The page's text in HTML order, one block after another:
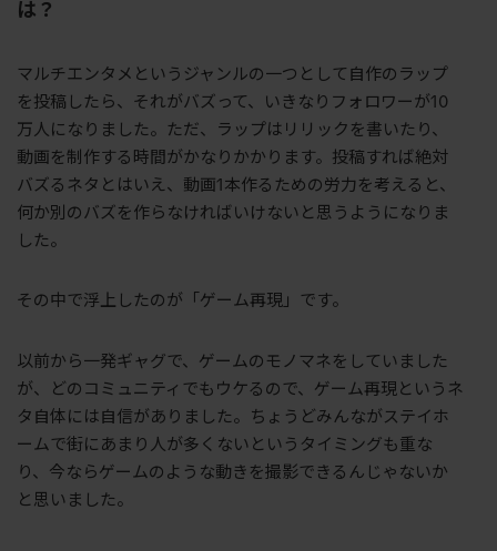
は？
マルチエンタメというジャンルの一つとして自作のラップ
を投稿したら、それがバズって、いきなりフォロワーが10
万人になりました。ただ、ラップはリリックを書いたり、
動画を制作する時間がかなりかかります。投稿すれば絶対
バズるネタとはいえ、動画1 本作るための労力を考えると、
何か別のバズを作らなければいけないと思うようになりま
した。
その中で浮上したのが「ゲーム再現」です。
以前から一発ギャグで、ゲームのモノマネをしていました
が、どのコミュニティでもウケるので、ゲーム再現というネ
タ自体には自信がありました。ちょうどみんながステイホ
ームで街にあまり人が多くないというタイミングも重な
り、今ならゲームのような動きを撮影できるんじゃないか
と思いました。